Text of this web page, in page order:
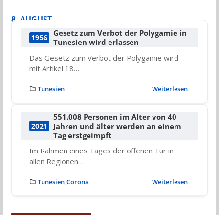
8. AUGUST
1956
Gesetz zum Verbot der Polygamie in
Tunesien wird erlassen
Das Gesetz zum Verbot der Polygamie wird
mit Artikel 18…
Tunesien Weiterlesen
2021
551.008 Personen im Alter von 40
Jahren und älter werden an einem
Tag erstgeimpft
Im Rahmen eines Tages der offenen Tür in
allen Regionen…
Tunesien, Corona Weiterlesen